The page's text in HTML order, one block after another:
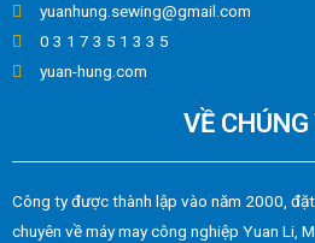
yuanhung.sewing@gmail.com
0 3 1 7 3 5 1 3 3 5
yuan-hung.com
VỀ
Công ty được thành lập vào năm 2000,
chuyên về máy may công nghiệp Yuan Li,